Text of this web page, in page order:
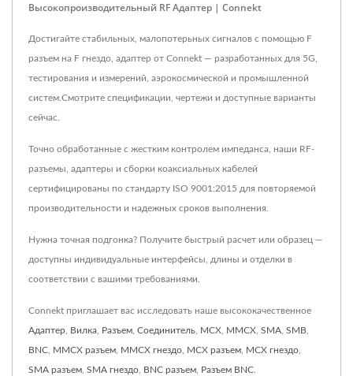
Высокопроизводительный RF Адаптер | Connekt
Достигайте стабильных, малопотерьных сигналов с помощью F
разъем на F гнездо, адаптер от Connekt — разработанных для 5G,
тестирования и измерений, аэрокосмической и промышленной
систем.Смотрите спецификации, чертежи и доступные варианты
сейчас.
Точно обработанные с жестким контролем импеданса, наши RF-
разъемы, адаптеры и сборки коаксиальных кабелей
сертифицированы по стандарту ISO 9001:2015 для повторяемой
производительности и надежных сроков выполнения.
Нужна точная подгонка? Получите быстрый расчет или образец —
доступны индивидуальные интерфейсы, длины и отделки в
соответствии с вашими требованиями.
Connekt приглашает вас исследовать наше высококачественное
Адаптер, Вилка, Разъем, Соединитель, MCX, MMCX, SMA, SMB,
BNC, MMCX разъем, MMCX гнездо, MCX разъем, MCX гнездо,
SMA разъем, SMA гнездо, BNC разъем, Разъем BNC.